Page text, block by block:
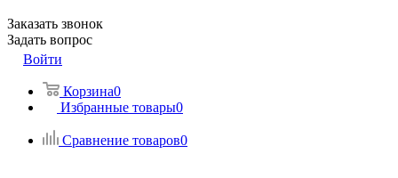
Заказать звонок
Задать вопрос
Войти
Корзина0
Избранные товары0
Сравнение товаров0